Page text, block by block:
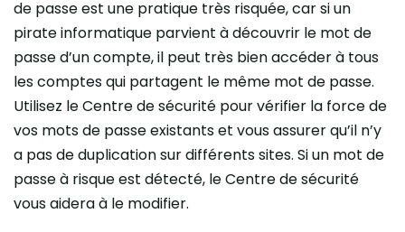
de passe est une pratique très risquée, car si un
pirate informatique parvient à découvrir le mot de
passe d’un compte, il peut très bien accéder à tous
les comptes qui partagent le même mot de passe.
Utilisez le Centre de sécurité pour vérifier la force de
vos mots de passe existants et vous assurer qu’il n’y
a pas de duplication sur différents sites. Si un mot de
passe à risque est détecté, le Centre de sécurité
vous aidera à le modifier.